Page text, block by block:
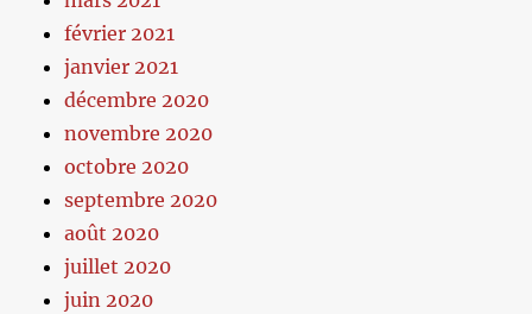
février 2021
janvier 2021
décembre 2020
novembre 2020
octobre 2020
septembre 2020
août 2020
juillet 2020
juin 2020